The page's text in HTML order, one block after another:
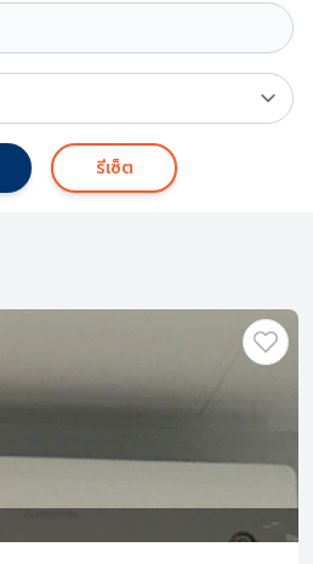
รีเซ็ต